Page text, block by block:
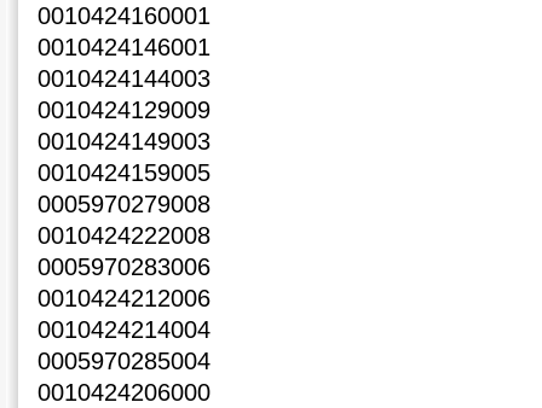
0010424160001
0010424146001
0010424144003
0010424129009
0010424149003
0010424159005
0005970279008
0010424222008
0005970283006
0010424212006
0010424214004
0005970285004
0010424206000